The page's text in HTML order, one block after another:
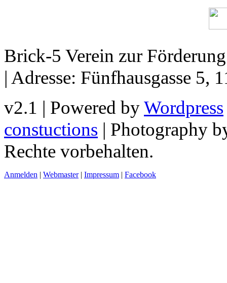
Brick-5 Verein zur
| Adresse: Fünfhausgasse 5,
v2.1 | Powered byWordpress
constuctions | Photography
Rechte vorbehalten.
Anmelden Webmaster| Impressum Facebook